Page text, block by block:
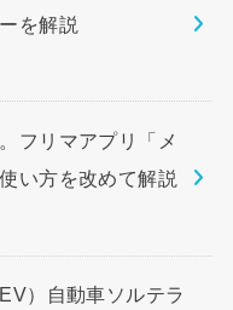
を解説
フリマアプリ「メ
い方を改めて解説
）自動車ソルテラ